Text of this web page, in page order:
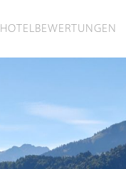
HOTELBEWERTUNGEN